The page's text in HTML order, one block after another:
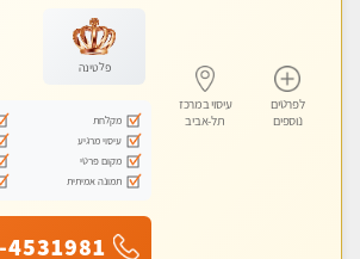
לפרטים
נוספים
עיסוי במרכז
תל-אביב
פלטינה
מקלחת
עיסוי מרגיע
מקום פרטי
תמונה אמיתית
4531981